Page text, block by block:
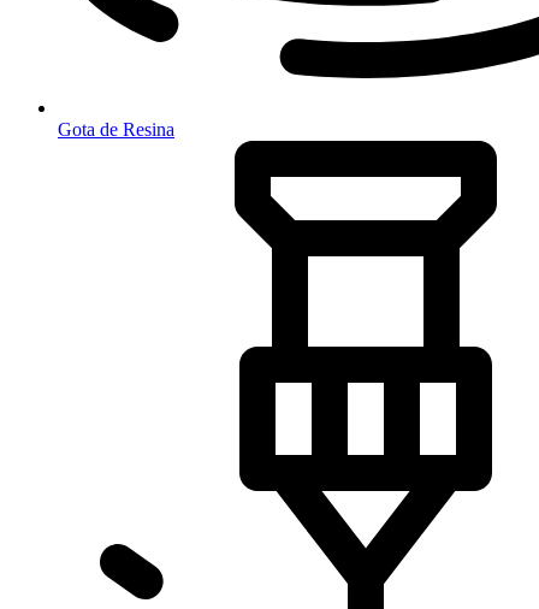
Gota de Resina